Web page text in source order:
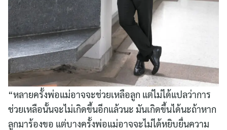
“หลายครั้งพ่อแม่อาจจะช่วยเหลือลูก แต่ไม่ได้แปลว่าการ
ช่วยเหลือนั้นจะไม่เกิดขึ้นอีกแล้วนะ มันเกิดขึ้นได้นะถ้าหาก
ลูกมาร้องขอ แต่บางครั้งพ่อแม่อาจจะไม่ได้หยิบยื่นความ